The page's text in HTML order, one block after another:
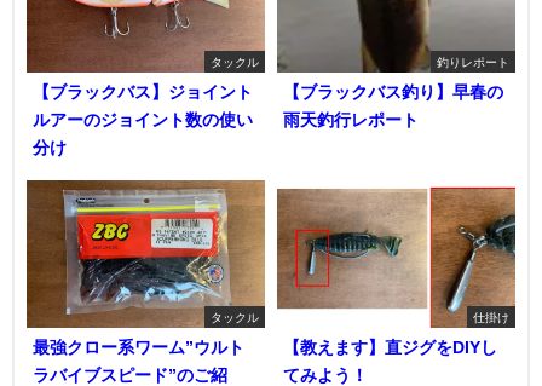
タックル
【ブラックバス】ジョイント
ルアーのジョイント数の使い
分け
釣りレポート
【ブラックバス釣り】早春の
雨天釣行レポート
タックル
最強クロー系ワーム”ウルト
ラバイブスピード”のご紹
仕掛け
【教えます】直ジグをDIYし
てみよう！